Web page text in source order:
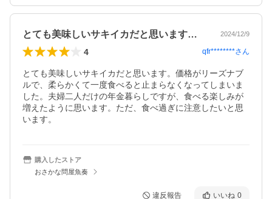
とても美味しいサキイカだと思います。価… 2024/12/9
4 qfr********さん
とても美味しいサキイカだと思います。価格がリーズナブ
ルで、柔らかくて一度食べると止まらなくなってしまいま
した。夫婦二人だけの年金暮らしですが、食べる楽しみが
増えたように思います。ただ、食べ過ぎに注意したいと思
います。
購入したストア
おさかな問屋魚奏
違反報告 いいね 0